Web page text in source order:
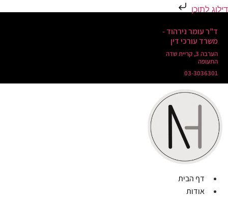
דילוג לתוכן
ד"ר עומר נירהוד -
משרד עורכי דין
הערבה 3, קריית שדה
התעופה
03-3036301
דף הבית
אודות